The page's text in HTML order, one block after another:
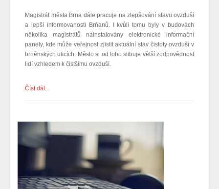
Magistrát města Brna dále pracuje na zlepšování stavu ovzduší
a lepší informovanosti Brňanů. I kvůli tomu byly v budovách
několika magistrátů nainstalovány elektronické informační
panely, kde může veřejnost zjistit aktuální stav čistoty ovzduší v
brněnských ulicích. Město si od toho slibuje větší zodpovědnost
lidí vzhledem k čistšímu ovzduší.
Číst dál...